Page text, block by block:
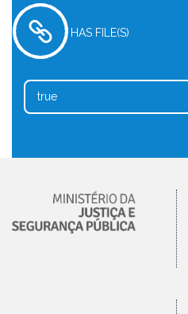
HAS FILE(S)
true